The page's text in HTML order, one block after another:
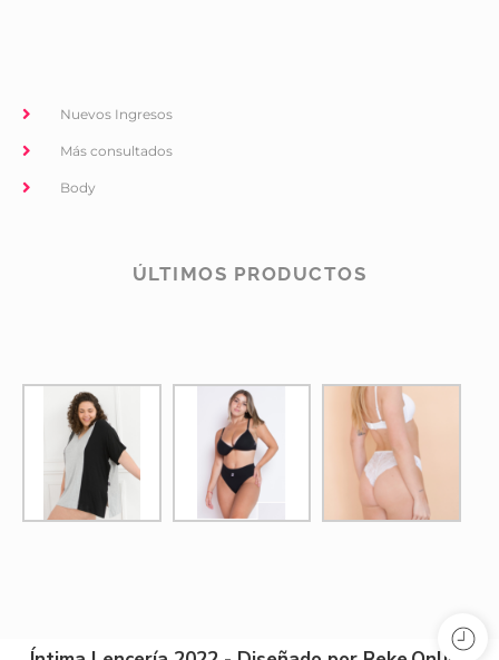
Nuevos Ingresos
Más consultados
Body
ÚLTIMOS PRODUCTOS